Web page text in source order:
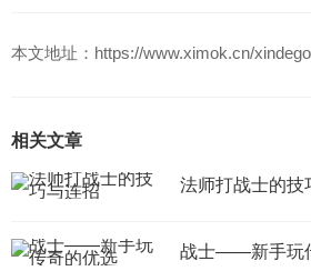
本文地址：https://www.ximok.cn/
相关文章
法师打战士的技
战士——新手玩